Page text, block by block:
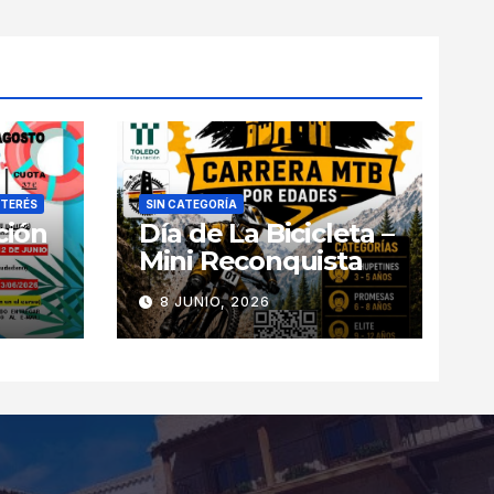
SIN CATEGORÍA
Día de La Bicicleta –
Mini Reconquista
8 JUNIO, 2026